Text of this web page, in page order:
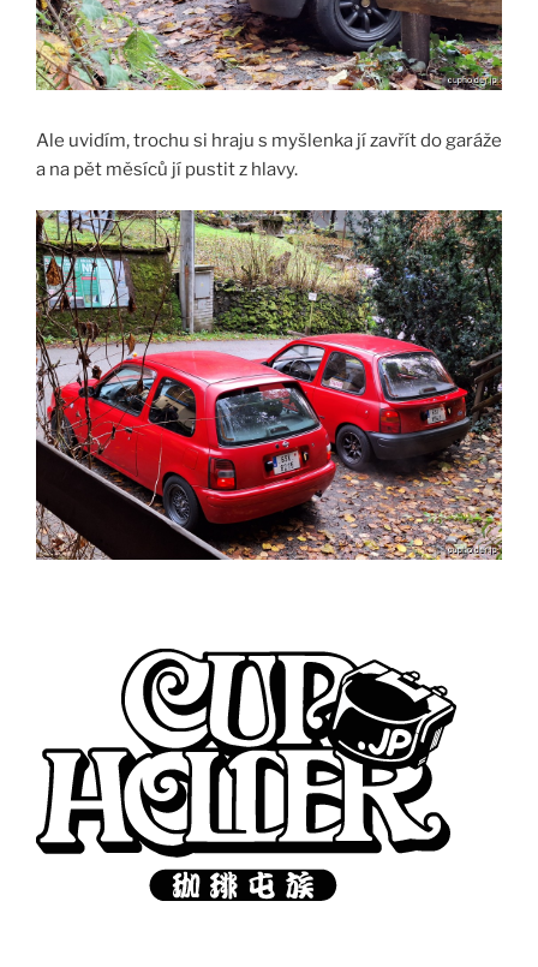
Ale uvidím, trochu si hraju s myšlenka jí zavřít do garáže
a na pět měsíců jí pustit z hlavy.